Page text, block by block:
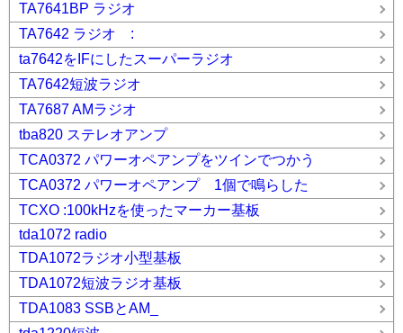
TA7641BP ラジオ
TA7642 ラジオ :
ta7642をIFにしたスーパーラジオ
TA7642短波ラジオ
TA7687 AMラジオ
tba820 ステレオアンプ
TCA0372 パワーオペアンプをツインでつかう
TCA0372 パワーオペアンプ 1個で鳴らした
TCXO :100kHzを使ったマーカー基板
tda1072 radio
TDA1072ラジオ小型基板
TDA1072短波ラジオ基板
TDA1083 SSBとAM_